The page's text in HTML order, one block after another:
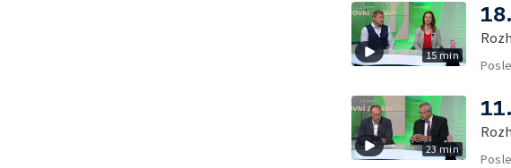
15 min
23 min